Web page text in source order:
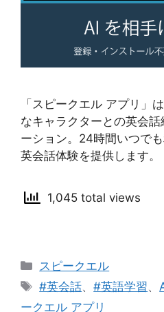
「スピークエル アプリ」
なキャラクターとの英会
ーション。24時間いつで
英会話体験を提供します。
1,045 total views
カ
テ
ゴ
スピークエル
タ
#英会話、#英語学習、
ークエル アプリ